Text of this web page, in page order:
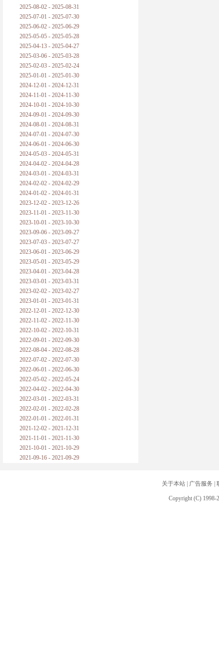
2025-08-02 - 2025-08-31
2025-07-01 - 2025-07-30
2025-06-02 - 2025-06-29
2025-05-05 - 2025-05-28
2025-04-13 - 2025-04-27
2025-03-06 - 2025-03-28
2025-02-03 - 2025-02-24
2025-01-01 - 2025-01-30
2024-12-01 - 2024-12-31
2024-11-01 - 2024-11-30
2024-10-01 - 2024-10-30
2024-09-01 - 2024-09-30
2024-08-01 - 2024-08-31
2024-07-01 - 2024-07-30
2024-06-01 - 2024-06-30
2024-05-03 - 2024-05-31
2024-04-02 - 2024-04-28
2024-03-01 - 2024-03-31
2024-02-02 - 2024-02-29
2024-01-02 - 2024-01-31
2023-12-02 - 2023-12-26
2023-11-01 - 2023-11-30
2023-10-01 - 2023-10-30
2023-09-06 - 2023-09-27
2023-07-03 - 2023-07-27
2023-06-01 - 2023-06-29
2023-05-01 - 2023-05-29
2023-04-01 - 2023-04-28
2023-03-01 - 2023-03-31
2023-02-02 - 2023-02-27
2023-01-01 - 2023-01-31
2022-12-01 - 2022-12-30
2022-11-02 - 2022-11-30
2022-10-02 - 2022-10-31
2022-09-01 - 2022-09-30
2022-08-04 - 2022-08-28
2022-07-02 - 2022-07-30
2022-06-01 - 2022-06-30
2022-05-02 - 2022-05-24
2022-04-02 - 2022-04-30
2022-03-01 - 2022-03-31
2022-02-01 - 2022-02-28
2022-01-01 - 2022-01-31
2021-12-02 - 2021-12-31
2021-11-01 - 2021-11-30
2021-10-01 - 2021-10-29
2021-09-16 - 2021-09-29
关于本站| 广告服务
Copyright (C) 1998-